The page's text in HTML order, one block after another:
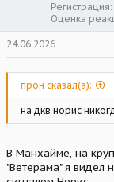
Регистрация
Оценка
24.06.2026
прон сказал(а):
на дкв норис
В Манхайме, на
"Ветерама" я видел